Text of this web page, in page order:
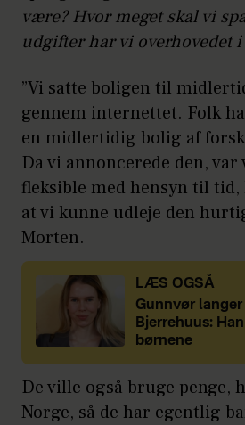
være? Hvor meget skal vi
udgifter har vi overhovedet i
”Vi satte boligen til
gennem internettet. Folk
en midlertidig bolig af
Da vi annoncerede den, var
fleksible med hensyn til
at vi kunne udleje den
Morten.
LÆS OGSÅ
Gunnvør
Bjerrehuus:
børnene
De ville også bruge penge,
Norge, så de har egentlig